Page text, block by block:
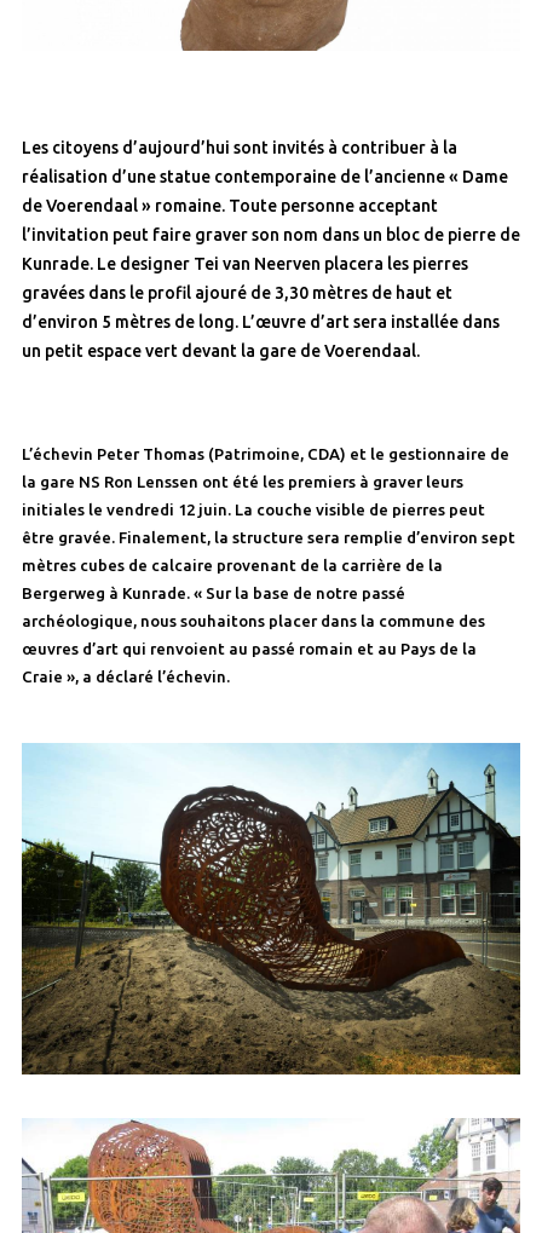
Les citoyens d’aujourd’hui sont invités à contribuer à la
réalisation d’une statue contemporaine de l’ancienne « Dame
de Voerendaal » romaine. Toute personne acceptant
l’invitation peut faire graver son nom dans un bloc de pierre de
Kunrade. Le designer Tei van Neerven placera les pierres
gravées dans le profil ajouré de 3,30 mètres de haut et
d’environ 5 mètres de long. L’œuvre d’art sera installée dans
un petit espace vert devant la gare de Voerendaal.
L’échevin Peter Thomas (Patrimoine, CDA) et le gestionnaire de
la gare NS Ron Lenssen ont été les premiers à graver leurs
initiales le vendredi 12 juin. La couche visible de pierres peut
être gravée. Finalement, la structure sera remplie d’environ sept
mètres cubes de calcaire provenant de la carrière de la
Bergerweg à Kunrade. « Sur la base de notre passé
archéologique, nous souhaitons placer dans la commune des
œuvres d’art qui renvoient au passé romain et au Pays de la
Craie », a déclaré l’échevin.